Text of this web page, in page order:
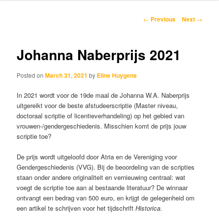
Post
← Previous Next →
Johanna Naberprijs 2021
Posted onMarch 31, 2021 by Eline Huygens
In 2021 wordt voor de 19de maal de Johanna W.A. Naberprijs
uitgereikt voor de beste afstudeerscriptie (Master niveau,
doctoraal scriptie of licentieverhandeling) op het gebied van
vrouwen-/gendergeschiedenis. Misschien komt de prijs jouw
scriptie toe?
De prijs wordt uitgeloofd door Atria en de Vereniging voor
Gendergeschiedenis (VVG). Bij de beoordeling van de scripties
staan onder andere originaliteit en vernieuwing centraal: wat
voegt de scriptie toe aan al bestaande literatuur? De winnaar
ontvangt een bedrag van 500 euro, en krijgt de gelegenheid om
een artikel te schrijven voor het tijdschriftHistorica.